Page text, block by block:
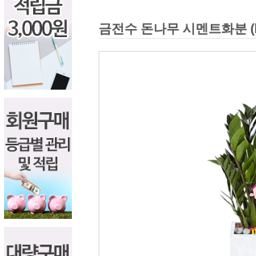
금전수 돈나무 시멘트화분